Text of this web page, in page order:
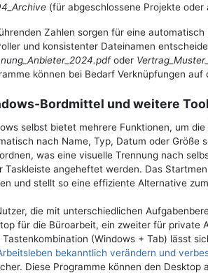
(für abgeschlossene Projekte
Zahlen sorgen für eine
und konsistenter Dateinamen
oder
können bei Bedarf Verknüpfungen
Bordmittel und weitere
selbst bietet mehrere Funktionen, um
nach Name, Typ, Datum oder Größe
was eine visuelle Trennung nach
Taskleiste angeheftet werden. Das
und stellt so eine effiziente Alternative
die mit unterschiedlichen
für die Büroarbeit, ein zweiter für private
Tastenkombination (Windows + Tab) lässt
bekanntlich verändern und
Diese Programme können den